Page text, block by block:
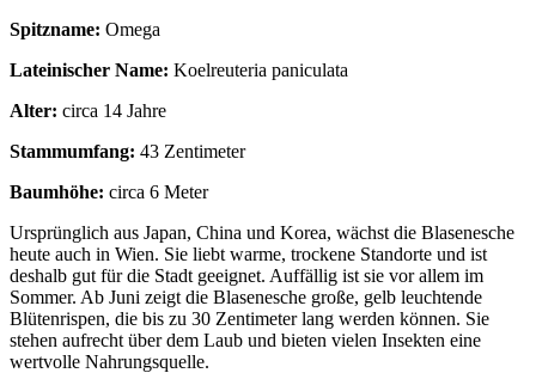
Spitzname: Omega
Lateinischer Name: Koelreuteria paniculata
Alter: circa 14 Jahre
Stammumfang: 43 Zentimeter
Baumhöhe: circa 6 Meter
Ursprünglich aus Japan, China und Korea, wächst die Blasenesche
heute auch in Wien. Sie liebt warme, trockene Standorte und ist
deshalb gut für die Stadt geeignet. Auffällig ist sie vor allem im
Sommer. Ab Juni zeigt die Blasenesche große, gelb leuchtende
Blütenrispen, die bis zu 30 Zentimeter lang werden können. Sie
stehen aufrecht über dem Laub und bieten vielen Insekten eine
wertvolle Nahrungsquelle.